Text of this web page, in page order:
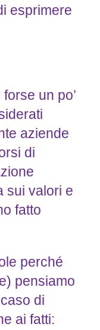
esprimere
un po’
aziende
di
sui valori e
fatto
perché
pensiamo
di
ai fatti: